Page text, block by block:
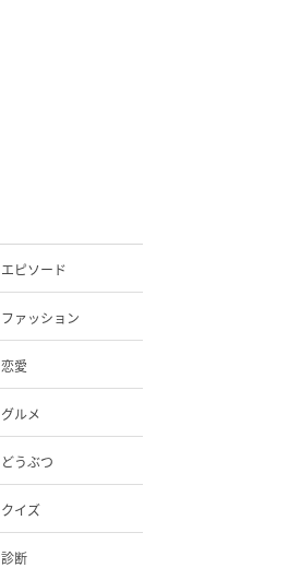
エピソード
ファッション
恋愛
グルメ
どうぶつ
クイズ
診断